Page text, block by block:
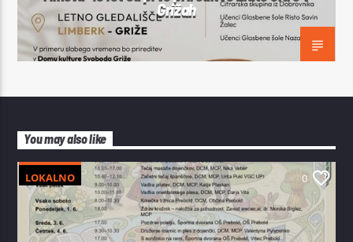
Grižah
You may also like
LOKALNO 0